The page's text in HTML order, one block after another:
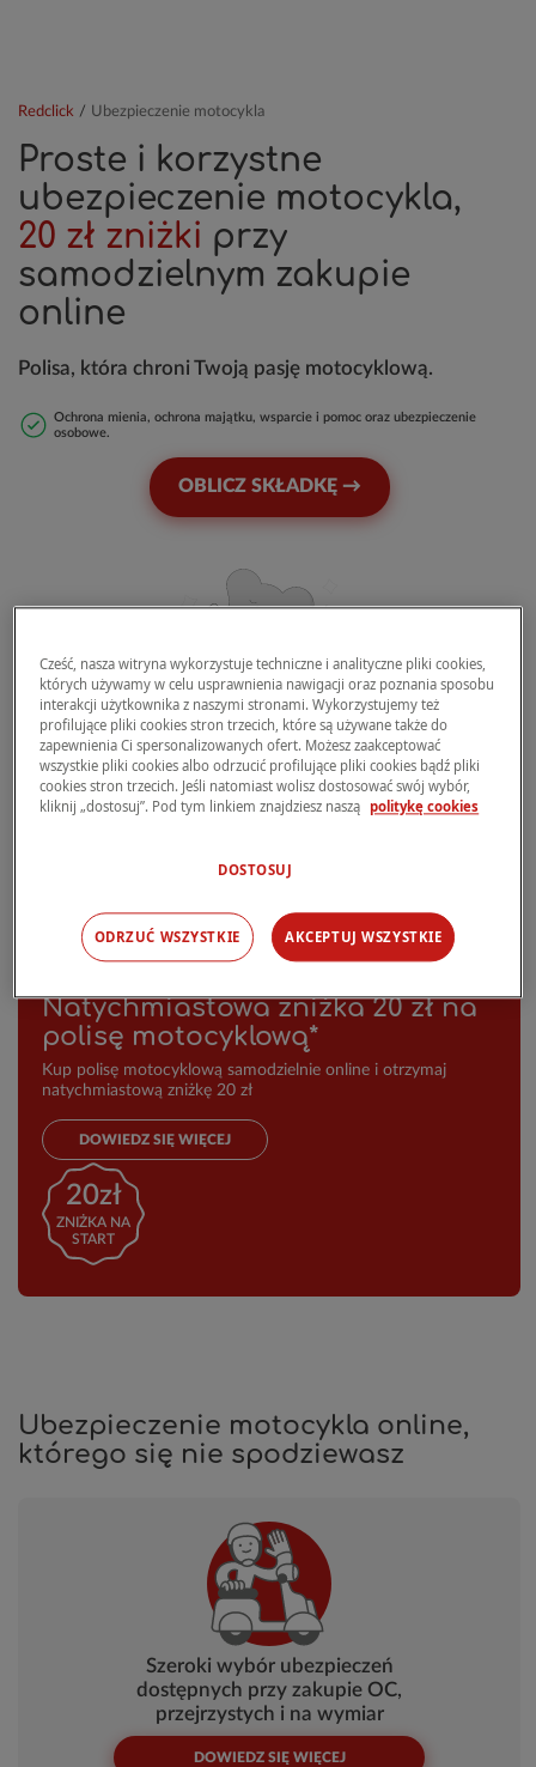
Redclick / Ubezpieczenie motocykla
Proste i korzystne
ubezpieczenie motocykla,
20 zł zniżki przy
samodzielnym zakupie
online
Polisa, która chroni Twoją pasję motocyklową.
Ochrona mienia, ochrona majątku, wsparcie i pomoc oraz ubezpieczenie
osobowe.
OBLICZ SKŁADKĘ →
Wyrażam zgodę na wykorzystanie moich danych w celu przygotowania kalkulacji
Natychmiastowa zniżka 20 zł na
polisę motocyklową*
Kup polisę motocyklową samodzielnie online i otrzymaj
natychmiastową zniżkę 20 zł
DOWIEDZ SIĘ WIĘCEJ
20zł
ZNIŻKA NA
START
Ubezpieczenie motocykla online,
którego się nie spodziewasz
Szeroki wybór ubezpieczeń
dostępnych przy zakupie OC,
przejrzystych i na wymiar
DOWIEDZ SIĘ WIĘCEJ
Cześć, nasza witryna wykorzystuje techniczne i analityczne pliki cookies,
których używamy w celu usprawnienia nawigacji oraz poznania sposobu
interakcji użytkownika z naszymi stronami. Wykorzystujemy też
profilujące pliki cookies stron trzecich, które są używane także do
zapewnienia Ci spersonalizowanych ofert. Możesz zaakceptować
wszystkie pliki cookies albo odrzucić profilujące pliki cookies bądź pliki
cookies stron trzecich. Jeśli natomiast wolisz dostosować swój wybór,
kliknij „dostosuj”. Pod tym linkiem znajdziesz naszą politykę cookies
DOSTOSUJ
ODRZUĆ WSZYSTKIE AKCEPTUJ WSZYSTKIE